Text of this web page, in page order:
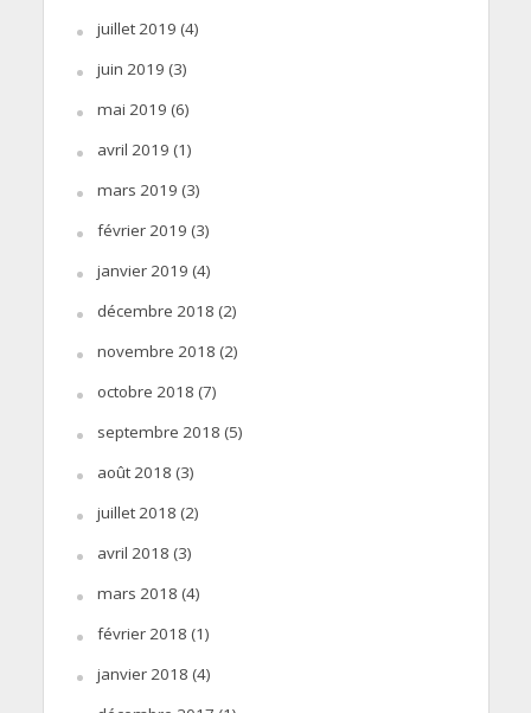
juillet 2019 (4)
juin 2019 (3)
mai 2019 (6)
avril 2019 (1)
mars 2019 (3)
février 2019 (3)
janvier 2019 (4)
décembre 2018 (2)
novembre 2018 (2)
octobre 2018 (7)
septembre 2018 (5)
août 2018 (3)
juillet 2018 (2)
avril 2018 (3)
mars 2018 (4)
février 2018 (1)
janvier 2018 (4)